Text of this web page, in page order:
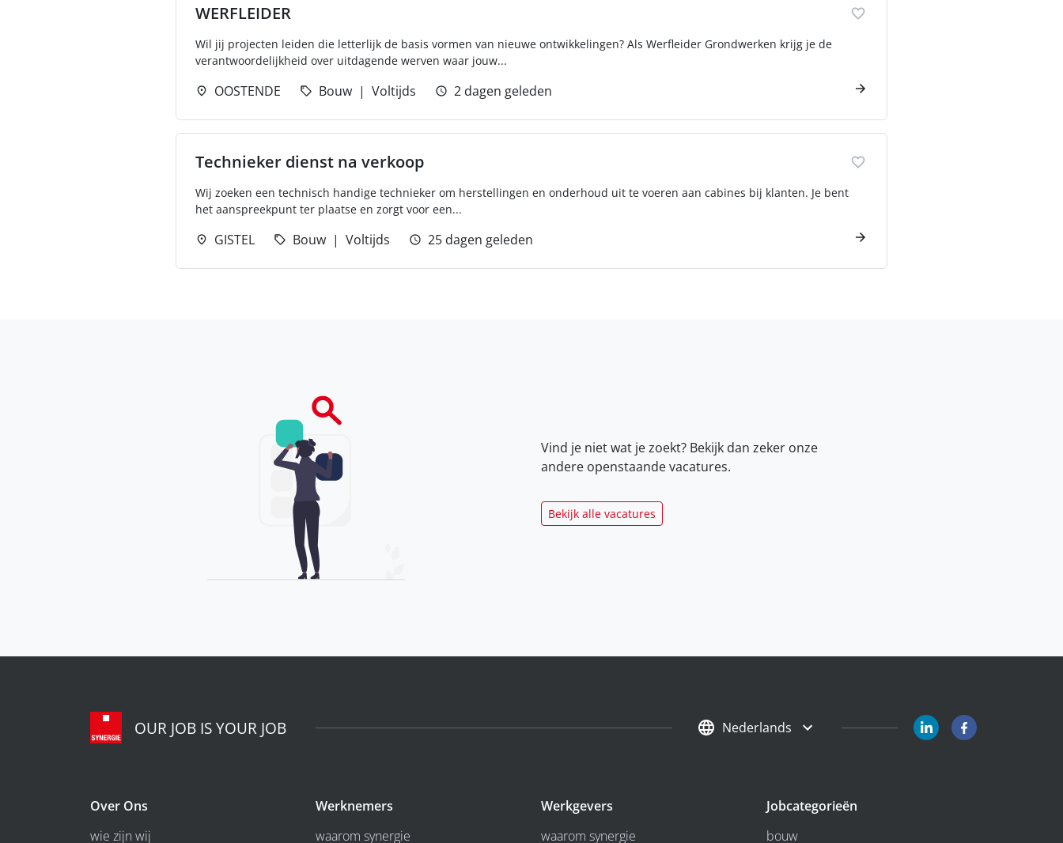
WERFLEIDER
Wil jij projecten leiden die letterlijk de basis vormen van nieuwe ontwikkelingen? Als Werfleider Grondwerken krijg je de
verantwoordelijkheid over uitdagende werven waar jouw...
OOSTENDE Bouw Voltijds 2 dagen geleden
Technieker dienst na verkoop
Wij zoeken een technisch handige technieker om herstellingen en onderhoud uit te voeren aan cabines bij klanten. Je bent
het aanspreekpunt ter plaatse en zorgt voor een...
GISTEL Bouw Voltijds 25 dagen geleden
Vind je niet wat je zoekt? Bekijk dan zeker onze
andere openstaande vacatures.
Bekijk alle vacatures
OUR JOB IS YOUR JOB Nederlands
Over Ons
wie zijn wij
Werknemers
waarom synergie
Werkgevers
waarom synergie
Jobcategorieën
bouw